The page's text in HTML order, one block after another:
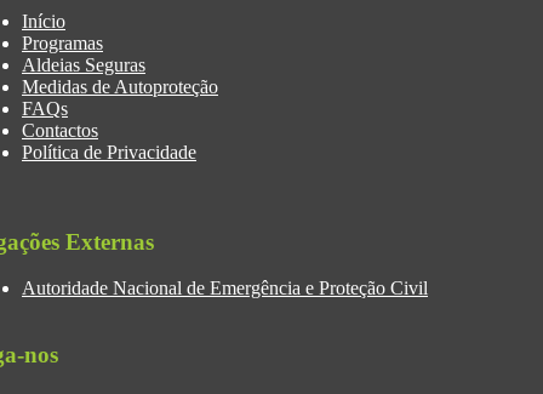
Início
Programas
Aldeias Seguras
Medidas de Autoproteção
FAQs
Contactos
Política de Privacidade
Externas
Autoridade Nacional de Emergência e Proteção Civil
nos